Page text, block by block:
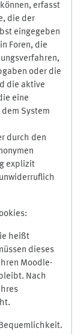
erfasst
die der
eingegeben
Foren, die
oder die
die aktive
eine
System
durch den
explizit
heißt
dieses
Moodle-
Nach